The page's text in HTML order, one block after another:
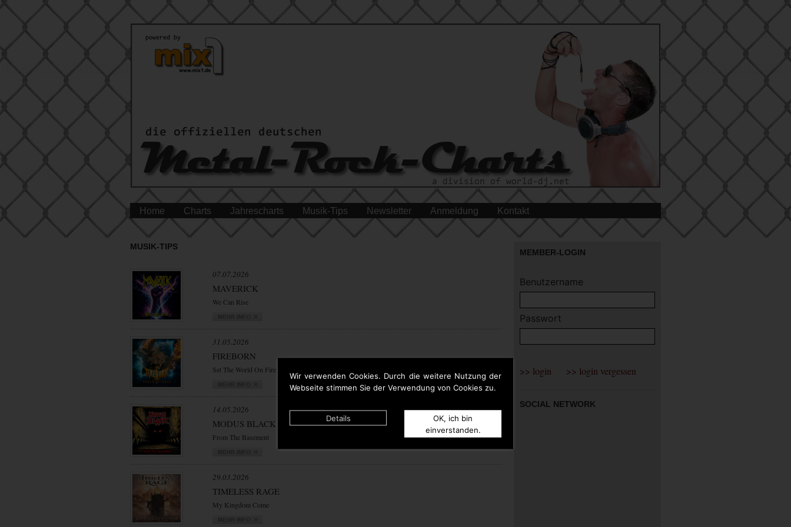
Wir verwenden Cookies. Durch die weitere Nutzung der
Webseite stimmen Sie der Verwendung von Cookies zu.
Details
OK, ich bin
einverstanden.
Home Charts Jahrescharts Musik-Tips Newsletter Anmeldung Kontakt
MUSIK-TIPS
07.07.2026
MAVERICK
We Can Rise
31.05.2026
FIREBORN
Set The World On Fire
14.05.2026
MODUS BLACK
From The Basement
29.03.2026
TIMELESS RAGE
My Kingdom Come
MEMBER-LOGIN
Benutzername
Passwort
SOCIAL NETWORK